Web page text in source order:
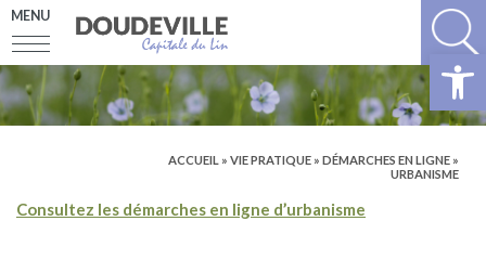
MENU
ACCUEIL » VIE PRATIQUE » DÉMARCHES EN LIGNE »
URBANISME
Consultez les démarches en ligne d’urbanisme